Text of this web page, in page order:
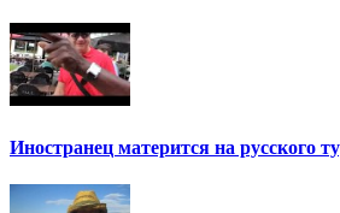
Иностранец матерится на русского